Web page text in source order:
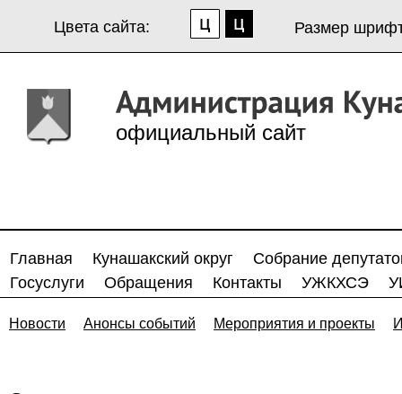
Цвета сайта: Размер
официальный сайт
Главная Кунашакский округ
Собрание
Госуслуги
Обращения Контакты УЖКХСЭ
Новости Анонсы событий Мероприятия и проекты